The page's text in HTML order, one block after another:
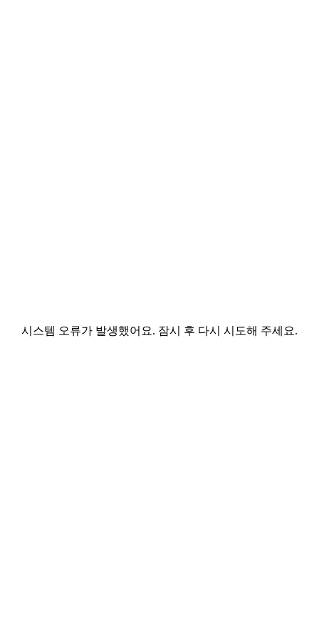
시스템 오류가 발생했어요. 잠시 후 다시 시도해 주세요.